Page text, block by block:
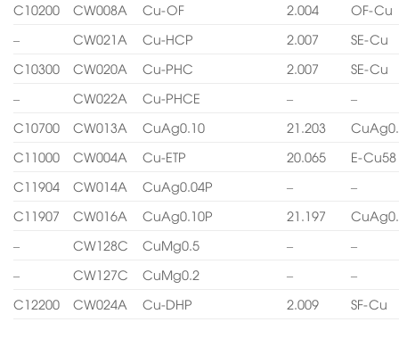
C10200
CW008A Cu-OF 2.004
OF-Cu
–
CW021A Cu-HCP 2.007
SE-Cu
C10300
CW020A Cu-PHC 2.007
SE-Cu
–
CW022A Cu-PHCE –
–
C10700
CW013A CuAg0.10 21.203
C11000
CW004A Cu-ETP 20.065
E-Cu58
C11904
CW014A CuAg0.04P –
–
C11907
CW016A CuAg0.10P 21.197
–
CW128C CuMg0.5 –
–
–
CW127C CuMg0.2 –
–
C12200
CW024A Cu-DHP 2.009 SF-Cu